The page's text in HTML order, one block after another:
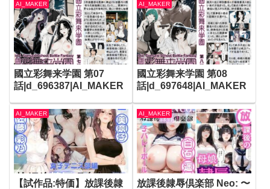
AI_MAKER
國立彩舞来学園 第07
話|d_696387|AI_MAKER
AI_MAKER
國立彩舞来学園 第08
話|d_697648|AI_MAKER
AI_MAKER
【試作品:特価】放課後隷
AI_MAKER
放課後隷辱倶楽部 Neo: 〜